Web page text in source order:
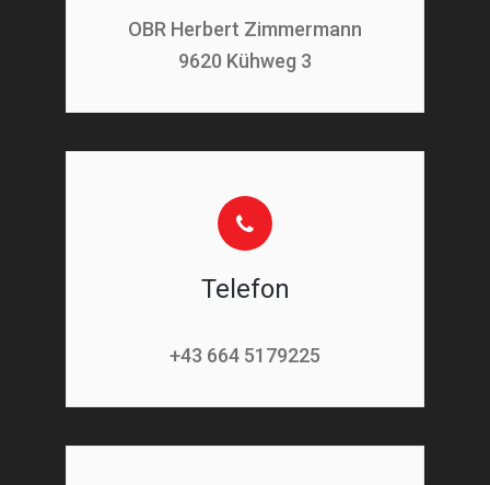
OBR Herbert Zimmermann
9620 Kühweg 3
Telefon
+43 664 5179225